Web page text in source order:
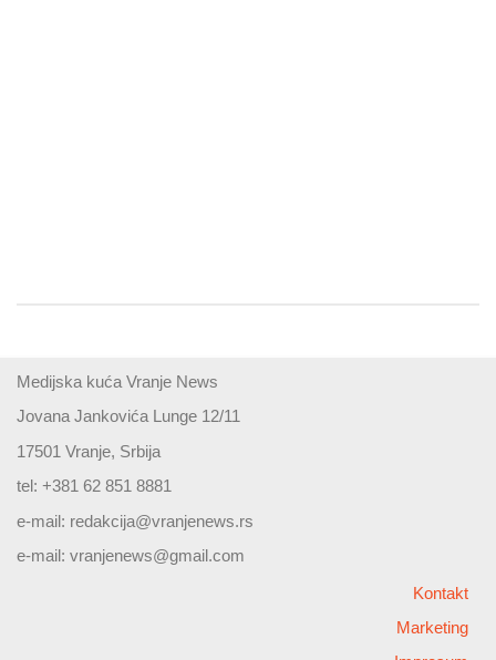
Medijska kuća Vranje News
Jovana Jankovića Lunge 12/11
17501 Vranje, Srbija
tel: +381 62 851 8881
e-mail: redakcija@vranjenews.rs
e-mail: vranjenews@gmail.com
Kontakt
Marketing